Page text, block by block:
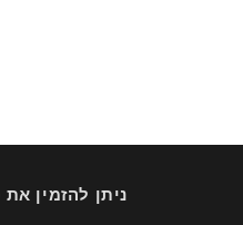
ניתן להזמין את כל סוגי